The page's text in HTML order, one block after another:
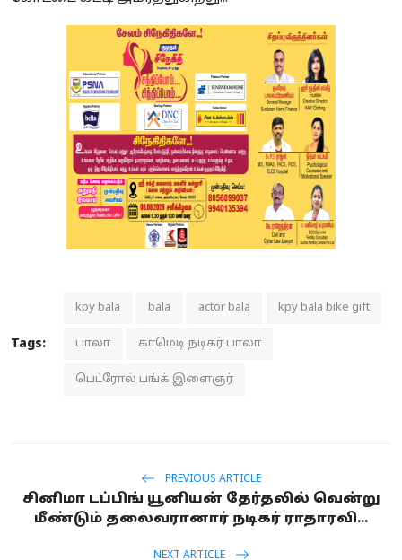
Tags:
kpy bala bala actor bala kpy bala bike gift
பாலா காமெடி நடிகர் பாலா
பெட்ரோல் பங்க் இளைஞர்
PREVIOUS ARTICLE
சினிமா டப்பிங் யூனியன் தேர்தலில் வென்று
மீண்டும் தலைவரானார் நடிகர் ராதாரவி...
NEXT ARTICLE